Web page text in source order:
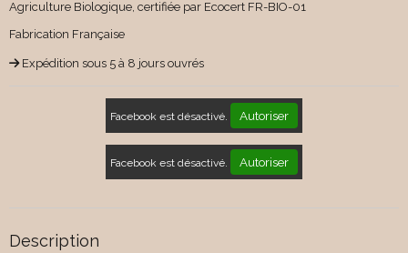
Agriculture Biologique, certifiée par Ecocert FR-BIO-01
Fabrication Française
Expédition sous 5 à 8 jours ouvrés
Facebook est désactivé. Autoriser
Facebook est désactivé. Autoriser
Description